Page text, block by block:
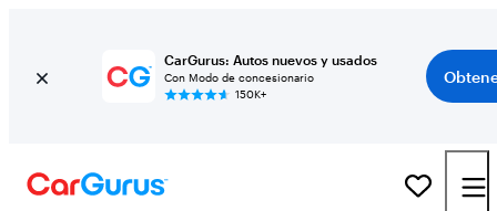
CarGurus: Autos nuevos y usados
Con Modo de concesionario
150K+